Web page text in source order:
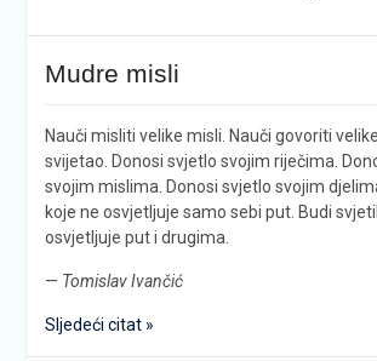
Mudre misli
Nauči misliti velike misli. Nauči govoriti
svijetao. Donosi svjetlo svojim riječima.
svojim mislima. Donosi svjetlo svojim
koje ne osvjetljuje samo sebi put. Budi
osvjetljuje put i drugima.
— Tomislav Ivančić
Sljedeći citat »